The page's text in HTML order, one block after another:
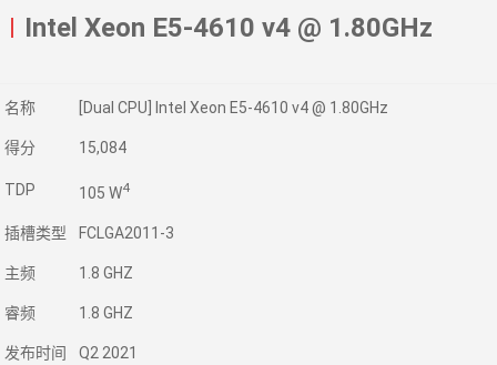
Intel Xeon E5-4610 v4 @ 1.80GHz
名称 [Dual CPU] Intel Xeon E5-4610 v4 @ 1.80GHz
得分 15,084
TDP 105 W4
插槽类型 FCLGA2011-3
主频 1.8 GHZ
睿频 1.8 GHZ
发布时间 Q2 2021